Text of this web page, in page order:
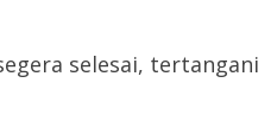
selesai, tertangani